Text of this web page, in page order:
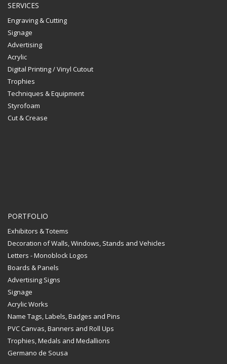
SERVICES
Engraving & Cutting
Signage
Advertising
Acrylic
Digital Printing / Vinyl Cutout
Trophies
Techniques & Equipment
Styrofoam
Cut & Crease
PORTFOLIO
Exhibitors & Totems
Decoration of Walls, Windows, Stands and Vehicles
Letters - Monoblock Logos
Boards & Panels
Advertising Signs
Signage
Acrylic Works
Name Tags, Labels, Badges and Pins
PVC Canvas, Banners and Roll Ups
Trophies, Medals and Medallions
Germano de Sousa